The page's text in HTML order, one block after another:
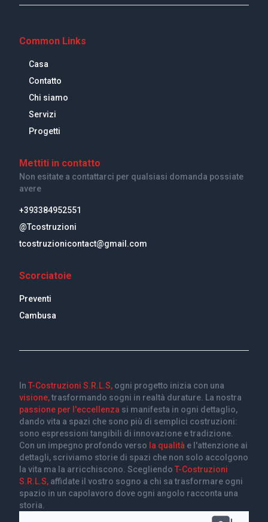
Common Links
Casa
Contatto
Chi siamo
Servizi
Progetti
Mettiti in contatto
Non esitate a contattarci per qualsiasi domanda possiate
avere
+393384952551
@Tcostruzioni
tcostruzionicontact@gmail.com
Scorciatoie
Preventi
Cambusa
In T-Costruzioni S.R.L.S, ogni progetto inizia con una
visione,trasformando sogni in realtà durature. La nostra
passione per l'eccellenza si manifesta in ogni dettaglio,
dando vita a spazi che sono più di semplici costruzioni:
sono espressioni tangibili di innovazione e tradizione.
Con un impegno profondo verso la qualità e l'attenzione ai
dettagli, scriviamo storie di spazi che non solo accolgono
la vita ma la arricchiscono. Scegliendo T-Costruzioni
S.R.L.S, affidate il vostro sogno a chi sa trasformare ogni
spazio in un capolavoro dove ogni angolo racconta una
storia.